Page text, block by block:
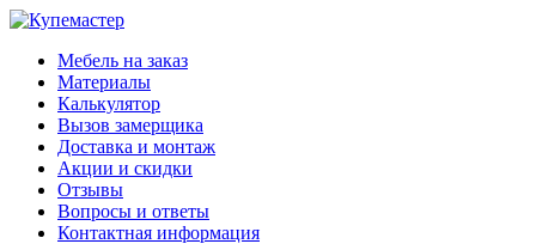
Мебель на заказ
Материалы
Калькулятор
Вызов замерщика
Доставка и монтаж
Акции и скидки
Отзывы
Вопросы и ответы
Контактная информация